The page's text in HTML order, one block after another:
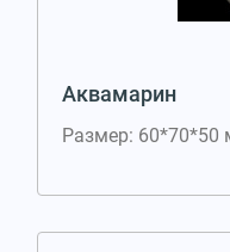
Аквамарин
Размер: 60*70*50